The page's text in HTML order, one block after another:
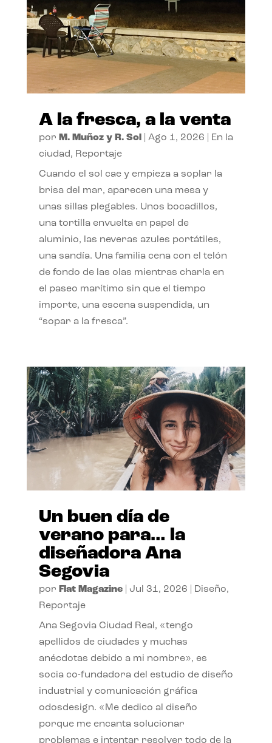
A la fresca, a la venta
por M. Muñoz y R. Sol| Ago 1, 2026
En la
ciudad, Reportaje
Cuando el sol cae y empieza a soplar la
brisa del mar, aparecen una mesa y
unas sillas plegables. Unos bocadillos,
una tortilla envuelta en papel de
aluminio, las neveras azules portátiles,
una sandía. Una familia cena con el telón
de fondo de las olas mientras charla en
el paseo marítimo sin que el tiempo
importe, una escena suspendida, un
“sopar a la fresca”.
Un buen día de
verano para… la
diseñadora Ana
Segovia
por Flat Magazine| Jul 31, 2026 Diseño,
Reportaje
Ana Segovia Ciudad Real, «tengo
apellidos de ciudades y muchas
anécdotas debido a mi nombre», es
socia co-fundadora del estudio de diseño
industrial y comunicación gráfica
odosdesign. «Me dedico al diseño
porque me encanta solucionar
problemas e intentar resolver todo de la